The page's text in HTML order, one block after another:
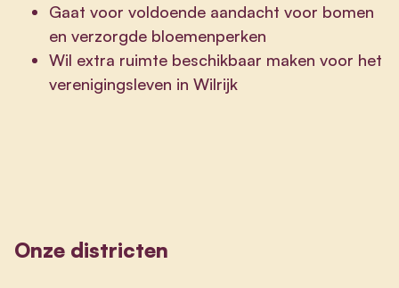
Gaat voor voldoende aandacht voor bomen
en verzorgde bloemenperken
Wil extra ruimte beschikbaar maken voor het
verenigingsleven in Wilrijk
Onze districten